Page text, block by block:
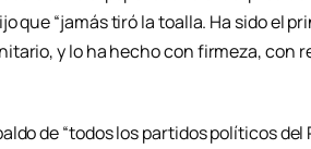
que “jamás tiró la toalla. Ha sido el
y lo ha hecho con firmeza, con
de “todos los partidos políticos